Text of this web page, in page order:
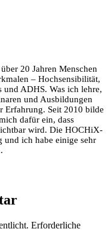
20 Jahren Menschen
– Hochsensibilität,
ADHS. Was ich lehre,
und Ausbildungen
Erfahrung. Seit 2010 bilde
dafür ein, dass
wird. Die HOCHiX-
und ich habe einige sehr
Erforderliche